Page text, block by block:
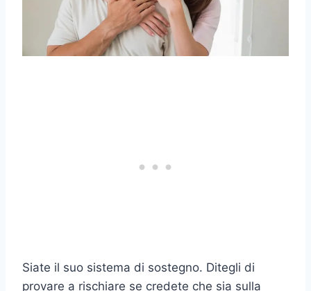
Siate il suo sistema di sostegno. Ditegli di
provare a rischiare se credete che sia sulla